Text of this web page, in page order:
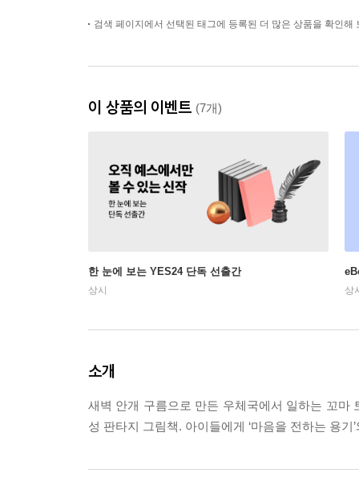
검색 페이지에서 선택된 태그에 등록된 더 많은 상품을 확인해
이 상품의 이벤트 (7개)
한 눈에 보는 YES24 단독 선출간
상시 상
소개
새벽 안개 구름으로 만든 우체국에서 일하는 꼬마
성 판타지 그림책. 아이들에게 ‘마음을 전하는 용기